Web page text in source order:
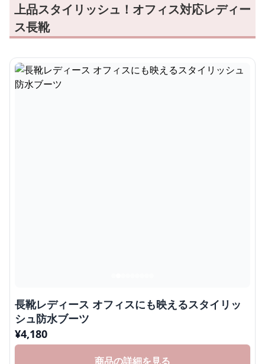
上品スタイリッシュ！オフィス対応レディー
ス長靴
長靴レディース オフィスにも映えるスタイリッ
シュ防水ブーツ
¥4,180
商品の詳細を見る